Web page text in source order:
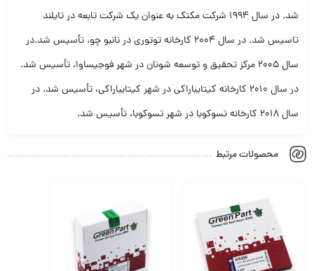
شد. در سال ۱۹۹۴ شرکت مکتک به عنوان یک شرکت تابعه در تایلند
تاسیس شد. در سال ۲۰۰۴ کارخانه توتوری در نانبو چو، تأسیس شد.در
سال ۲۰۰۵ مرکز تحقیق و توسعه شونان در شهر فوجیساوا، تأسیس شد.
در سال ۲۰۱۰ کارخانه کیتایباراکی در شهر کیتایباراکی، تأسیس شد. در
سال ۲۰۱۸ کارخانه تسوکوبا در شهر تسوکوبا، تأسیس شد.
محصولات مرتبط